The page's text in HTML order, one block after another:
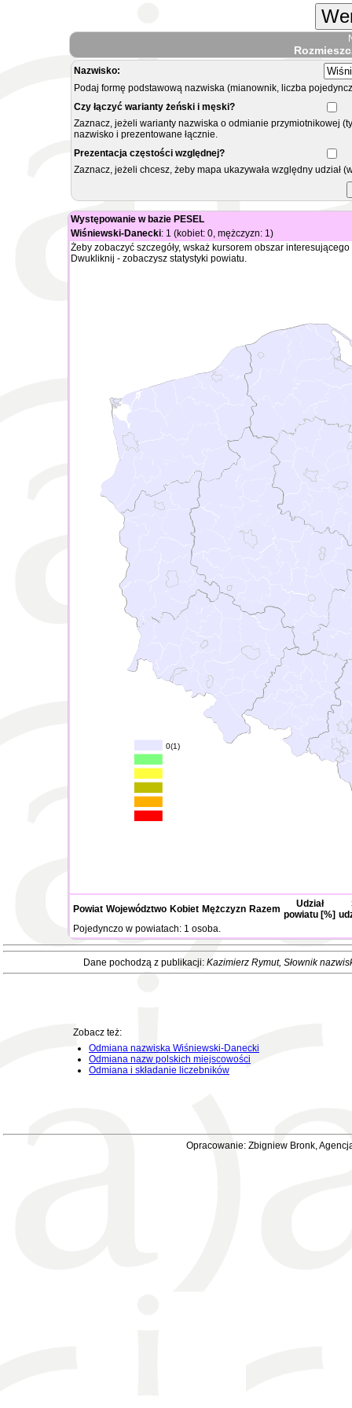
Nazwisko:
Podaj formę podstawową nazwiska (mianownik, liczba
Czy łączyć warianty żeński i męski?
Zaznacz, jeżeli warianty nazwiska o odmianie przymiotnikowej
nazwisko i prezentowane łącznie.
Prezentacja częstości względnej?
Zaznacz, jeżeli chcesz, żeby mapa ukazywała względny
Występowanie w bazie PESEL
Wiśniewski-Danecki: 1 (kobiet: 0, mężczyzn: 1)
Żeby zobaczyć szczegóły, wskaż kursorem obszar
Dwukliknij - zobaczysz statystyki powiatu.
0(1)
Powiat Województwo Kobiet Mężczyzn Razem
Udział
powiatu [%]
Pojedynczo w powiatach: 1 osoba.
Dane pochodzą z publikacji: Kazimierz Rymut, Słownik
Zobacz też:
Odmiana nazwiska Wiśniewski-Danecki
Odmiana nazw polskich miejscowości
Odmiana i składanie liczebników
Opracowanie: Zbigniew Bronk,